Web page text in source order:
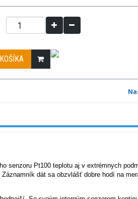
senzoru Pt100 teplotu aj v extrémnych
dát sa obzvlášť dobre hodí na